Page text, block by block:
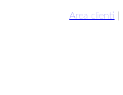
Area clienti